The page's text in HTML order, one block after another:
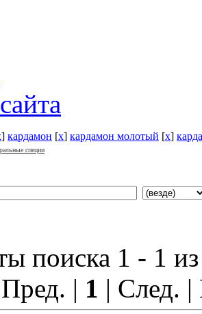
] кардамон [x] кардамон молотый [x]
специи
поиска 1 - 1
| 1 | След.